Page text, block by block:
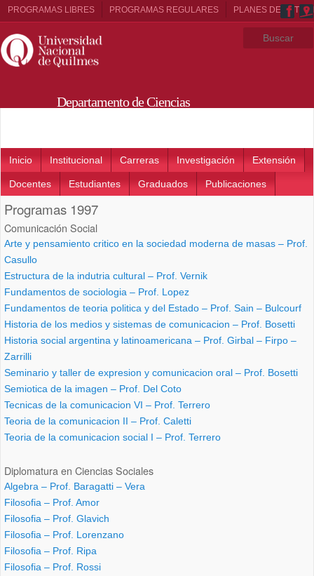
PROGRAMAS LIBRES PROGRAMAS REGULARES PLANES DE
Departamento de Ciencias
Main menu
Inicio Institucional Carreras Investigación Extensión
Docentes Estudiantes Graduados Publicaciones
Programas 1997
Comunicación Social
Arte y pensamiento critico en la sociedad moderna de masas – Prof.
Casullo
Estructura de la indutria cultural – Prof. Vernik
Fundamentos de sociologia – Prof. Lopez
Fundamentos de teoria politica y del Estado – Prof. Sain – Bulcourf
Historia de los medios y sistemas de comunicacion – Prof. Bosetti
Historia social argentina y latinoamericana – Prof. Girbal – Firpo –
Zarrilli
Seminario y taller de expresion y comunicacion oral – Prof. Bosetti
Semiotica de la imagen – Prof. Del Coto
Tecnicas de la comunicacion VI – Prof. Terrero
Teoria de la comunicacion II – Prof. Caletti
Teoria de la comunicacion social I – Prof. Terrero
Diplomatura en Ciencias Sociales
Algebra – Prof. Baragatti – Vera
Filosofia – Prof. Amor
Filosofia – Prof. Glavich
Filosofia – Prof. Lorenzano
Filosofia – Prof. Ripa
Filosofia – Prof. Rossi